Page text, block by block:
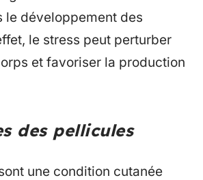
le développement des
le stress peut perturber
et favoriser la production
des pellicules
une condition cutanée